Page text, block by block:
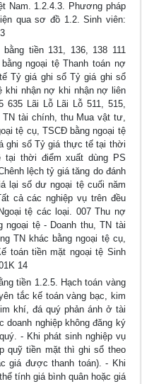
Nam. 1.2.4.3. Phương pháp
qua sơ đồ 1.2. Sinh viên:
tiền 131, 136, 138 111
ngoại tệ Thanh toán nợ
Tỷ giá ghi sổ Tỷ giá ghi sổ
khi nhận nợ khi nhận nợ liên
635 Lãi Lỗ Lãi Lỗ 511, 515,
TN tài chính, thu Mua vật tư,
tệ cụ, TSCĐ bằng ngoại tệ
ghi sổ Tỷ giá thực tế tại thời
tại thời điểm xuất dùng PS
lệch tỷ giá tăng do đánh
lại số dư ngoại tệ cuối năm
cả các nghiệp vụ trên đều
tệ các loại. 007 Thu nợ
ngoại tệ - Doanh thu, TN tài
TN khác bằng ngoại tệ cụ,
toán tiền mặt ngoại tệ Sinh
14
tiền 1.2.5. Hạch toán vàng
tắc kế toán vàng bạc, kim
khí, đá quý phản ánh ở tài
doanh nghiệp không đăng ký
- Khi phát sinh nghiệp vụ
quỹ tiền mặt thì ghi sổ theo
giá được thanh toán). - Khi
tính giá bình quân hoặc giá